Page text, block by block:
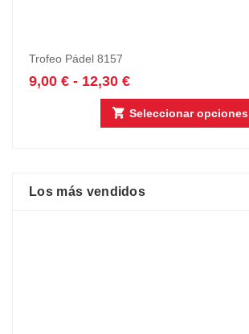
Trofeo Pádel 8157
9,00 € - 12,30 €
Seleccionar opciones
Los más vendidos